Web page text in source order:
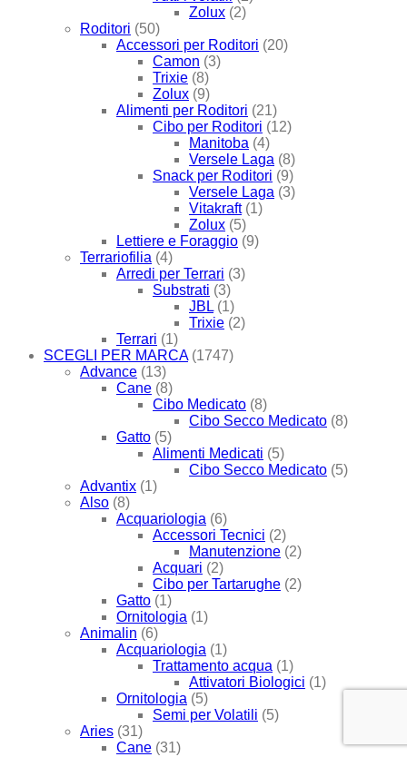
Zolux (2)
Roditori (50)
Accessori per Roditori (20)
Camon (3)
Trixie (8)
Zolux (9)
Alimenti per Roditori (21)
Cibo per Roditori (12)
Manitoba (4)
Versele Laga (8)
Snack per Roditori (9)
Versele Laga (3)
Vitakraft (1)
Zolux (5)
Lettiere e Foraggio (9)
Terrariofilia (4)
Arredi per Terrari (3)
Substrati (3)
JBL (1)
Trixie (2)
Terrari (1)
SCEGLI PER MARCA (1747)
Advance (13)
Cane (8)
Cibo Medicato (8)
Cibo Secco Medicato (8)
Gatto (5)
Alimenti Medicati (5)
Cibo Secco Medicato (5)
Advantix (1)
Also (8)
Acquariologia (6)
Accessori Tecnici (2)
Manutenzione (2)
Acquari (2)
Cibo per Tartarughe (2)
Gatto (1)
Ornitologia (1)
Animalin (6)
Acquariologia (1)
Trattamento acqua (1)
Attivatori Biologici (1)
Ornitologia (5)
Semi per Volatili (5)
Aries (31)
Cane (31)